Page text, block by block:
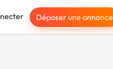
Déposer une annonce